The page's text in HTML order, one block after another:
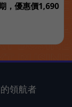
，優惠價1,690
領航者